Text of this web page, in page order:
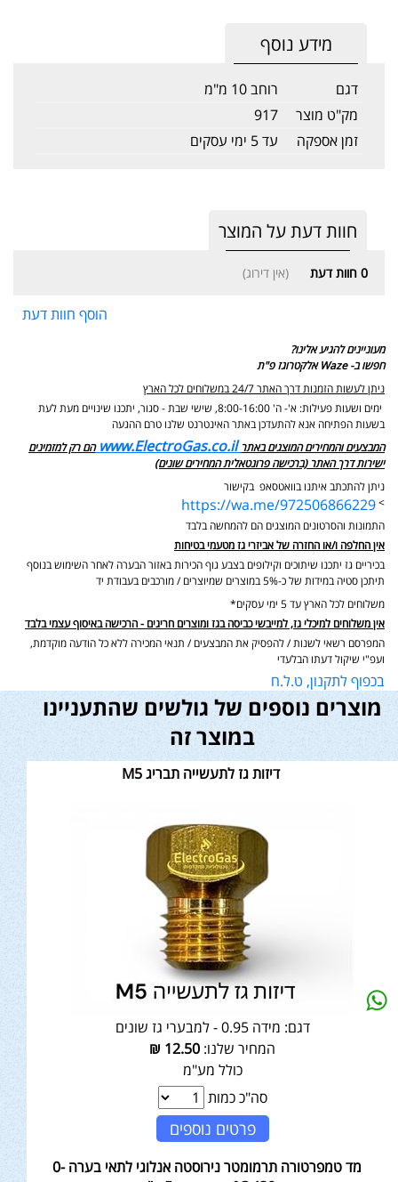
מידע נוסף
דגם
רוחב 10 מ"מ
מק"ט מוצר
917
זמן אספקה
עד 5 ימי עסקים
חוות דעת על המוצר
0 חוות דעת (אין דירוג)
הוסף חוות דעת
מעוניינים להגיע אלינו?
חפשו ב- Waze אלקטרוגז פ"ת
ניתן לעשות הזמנות דרך האתר 24/7 במשלוחים לכל הארץ
ימים ושעות פעילות: א'- ה' 8:00-16:00, שישי שבת - סגור,
יתכנו שינויים מעת לעת
בשעות הפתיחה אנא להתעדכן באתר האינטרנט שלנו טרם ההגעה
המבצעים והמחירים המוצגים באתר www.ElectroGas.co.il הם רק למזמינים
ישירות דרך האתר (ברכישה פרונטאלית המחירים שונים)
ניתן להתכתב איתנו בוואטסאפ בקישור
>
https://wa.me/972506866229
התמונות והסרטונים המוצגים הם להמחשה בלבד
אין החלפה ו/או החזרה של אביזרי גז מטעמי בטיחות
בכיריים גז יתכנו שיתוכים וקילופים בצבע גוף הכירות באזור הבערה לאחר השימוש בנוסף
תיתכן סטיה במידות של כ-5% במוצרים שמיוצרים / מורכבים בעבודת יד
משלוחים לכל הארץ עד 5 ימי עסקים*
אין משלוחים למיכלי גז, למייבשי כביסה בגז ומוצרים חריגים - הרכישה באיסוף עצמי בלבד
המפרסם רשאי לשנות / להפסיק את המבצעים / תנאי המכירה ללא כל הודעה מוקדמת,
ועפ"י שיקול דעתו הבלעדי
בכפוף לתקנון, ט.ל.ח
מוצרים נוספים של גולשים שהתעניינו
במוצר זה
דיזות גז לתעשייה תבריג M5
דגם: מידה 0.95 - למבערי גז שונים
המחיר שלנו: 12.50
₪
כולל מע"מ
סה"כ כמות
פרטים נוספים
מד טמפרטורה תרמומטר נירוסטה אנלוגי לתאי בערה 0-